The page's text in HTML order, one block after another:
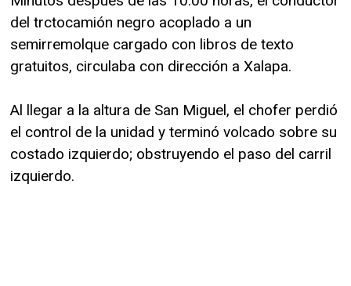
del trctocamión negro acoplado a un
semirremolque cargado con libros de texto
gratuitos, circulaba con dirección a Xalapa.
Al llegar a la altura de San Miguel, el chofer perdió
el control de la unidad y terminó volcado sobre su
costado izquierdo; obstruyendo el paso del carril
izquierdo.